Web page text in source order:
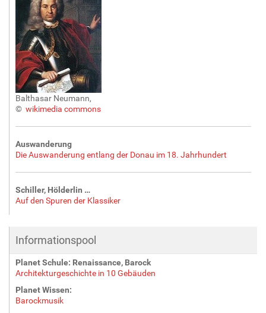
Balthasar Neumann,
© wikimedia commons
Auswanderung
Die Auswanderung entlang der Donau im 18. Jahrhundert
Schiller, Hölderlin …
Auf den Spuren der Klassiker
Informationspool
Planet Schule: Renaissance, Barock
Architekturgeschichte in 10 Gebäuden
Planet Wissen:
Barockmusik